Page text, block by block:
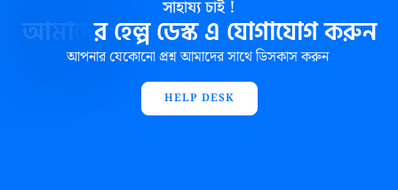
সাহায্য চাই !
আমদরহলডসএ যগযগকরন
আপনার যেকোনো প্রশ্ন আমাদের সাথে ডিসকাস করুন
HELP DESK